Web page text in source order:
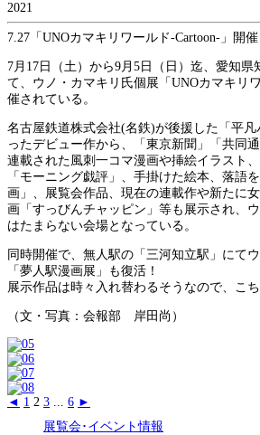
2021
7.27 「UNOカマキリワールド-Cartoon-」開催
7月17日（土）から9月5日（日）迄、愛知県
て、ウノ・カマキリ氏個展「UNOカマキリ
催されている。
名古屋鉄道株式会社(名鉄)が後援した「平
ったデビュー作から、「東京新聞」「共同
連載された風刺一コマ漫画や挿絵イラスト
「モーニング戯評」、手掛けた絵本、落語
画」、展覧会作品、現在の連載作や新たに
画「すっびんチャッピン」等も展示され、
はたまらない会場となっている。
同時開催で、無人駅の「三河知立駅」にて
「夢人駅漫画展」も復活！
展示作品は時々入れ替わるそうなので、こち
（文・写真：会報部 岸田尚）
◄ 1 2 3 ... 6 ►
展覧会･イベント情報